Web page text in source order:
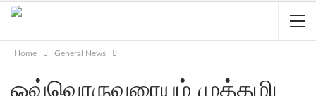
Home General News
ஒவ்வொருவரையும் முத்தமிட